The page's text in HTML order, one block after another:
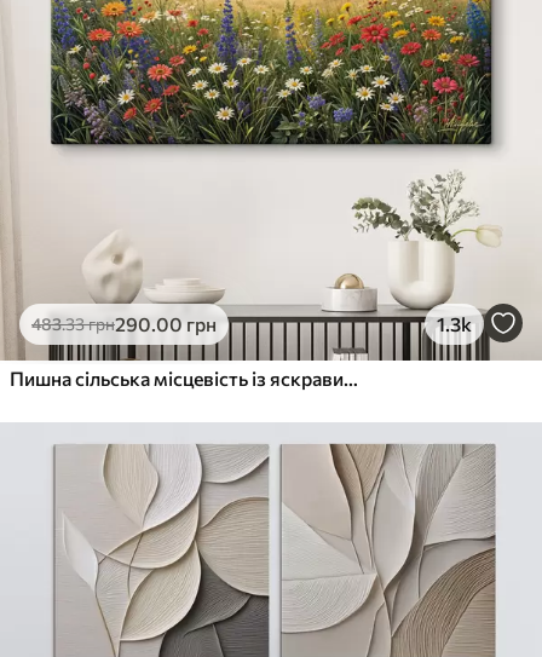
483.33грн290.00 грн 1.3k
Пишна сільська місцевість із яскравим лугом диких квітів, наповненим різнокольоровими квітами під хмарним небом